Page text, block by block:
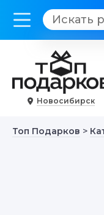
Новосибирск
Топ Подарков >